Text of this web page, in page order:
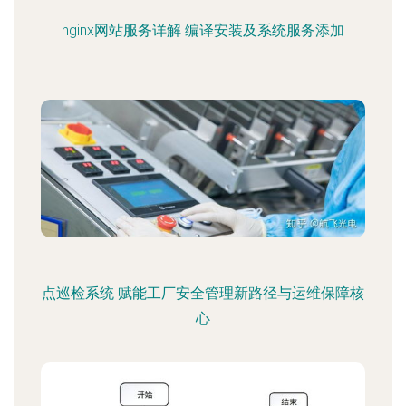
nginx网站服务详解 编译安装及系统服务添加
点巡检系统 赋能工厂安全管理新路径与运维保障核
心